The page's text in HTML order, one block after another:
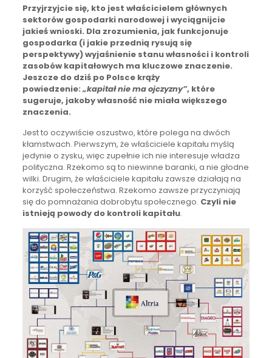
Przyjrzyjcie się, kto jest właścicielem głównych
sektorów gospodarki narodowej i wyciągnijcie
jakieś wnioski. Dla zrozumienia, jak funkcjonuje
gospodarka (i jakie przednią rysują się
perspektywy) wyjaśnienie stanu własności i kontroli
zasobów kapitałowych ma kluczowe znaczenie.
Jeszcze do dziś po Polsce krąży
powiedzenie: „kapitał nie ma ojczyzny”, które
sugeruje, jakoby własność nie miała większego
znaczenia.
Jest to oczywiście oszustwo, które polega na dwóch
kłamstwach. Pierwszym, że właściciele kapitału myślą
jedynie o zysku, więc zupełnie ich nie interesuje władza
polityczna. Rzekomo są to niewinne baranki, a nie głodne
wilki. Drugim, że właściciele kapitału zawsze działają na
korzyść społeczeństwa. Rzekomo zawsze przyczyniają
się do pomnażania dobrobytu społecznego. Czyli nie
istnieją powody do kontroli kapitału.